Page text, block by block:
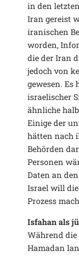
in den
Iran gereist
iranischen
worden,
die der Iran
jedoch von
gewesen. Es
israelischer
ähnliche
Einige der
hätten nach
Behörden
Personen
Daten an
Israel will
Prozess
Isfahan als
Während die
Hamadan